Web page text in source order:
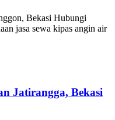
Bekasi Hubungi
jasa sewa kipas angin air
Jatirangga, Bekasi